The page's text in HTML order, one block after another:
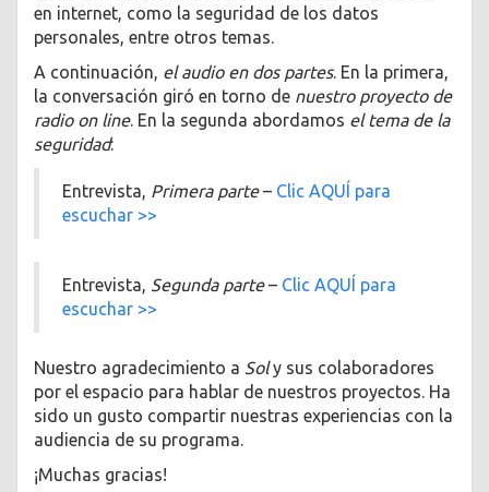
en internet, como la seguridad de los datos
personales, entre otros temas.
A continuación, el audio en dos partes. En la primera,
la conversación giró en torno de nuestro proyecto de
radio on line. En la segunda abordamos el tema de la
seguridad:
Entrevista, Primera parte– Clic AQUÍ para
escuchar >>
Entrevista, Segunda parte– Clic AQUÍ para
escuchar >>
Nuestro agradecimiento a Soly sus colaboradores
por el espacio para hablar de nuestros proyectos. Ha
sido un gusto compartir nuestras experiencias con la
audiencia de su programa.
¡Muchas gracias!